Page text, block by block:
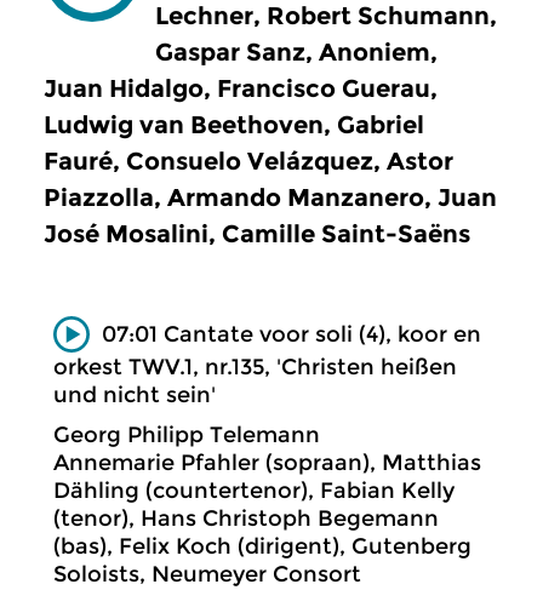
Lechner, Robert Schumann,
Gaspar Sanz, Anoniem,
Juan Hidalgo, Francisco Guerau,
Ludwig van Beethoven, Gabriel
Fauré, Consuelo Velázquez, Astor
Piazzolla, Armando Manzanero, Juan
José Mosalini, Camille Saint-Saëns
07:01 Cantate voor soli (4), koor en
orkest TWV.1, nr.135, 'Christen heißen
und nicht sein'
Georg Philipp Telemann
Annemarie Pfahler (sopraan), Matthias
Dähling (countertenor), Fabian Kelly
(tenor), Hans Christoph Begemann
(bas), Felix Koch (dirigent), Gutenberg
Soloists, Neumeyer Consort